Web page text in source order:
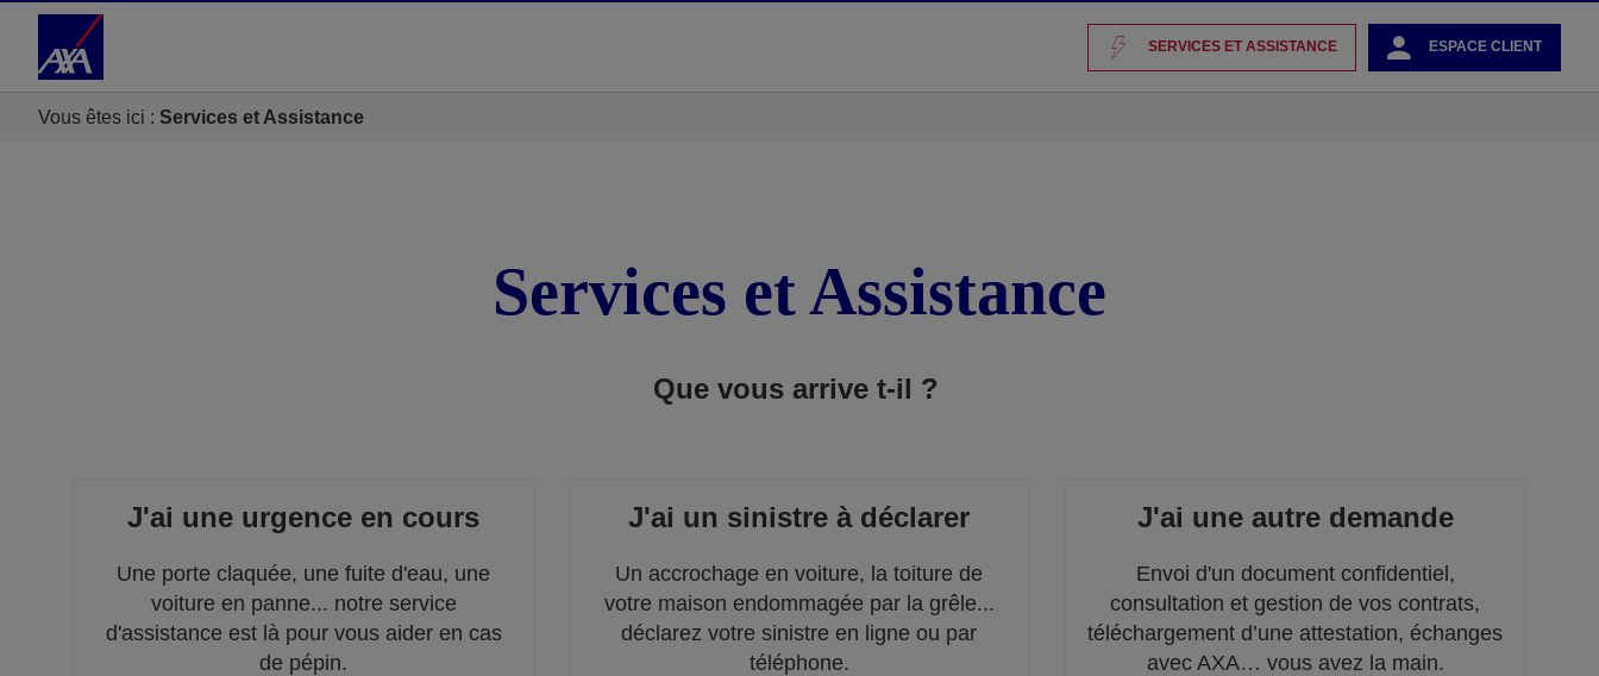
Accéder au Contenu
SERVICES ET ASSISTANCE ESPACE CLIENT
Vous êtes ici : Services et Assistance
Services et Assistance
Que vous arrive t-il ?
J'ai une urgence en cours
Une porte claquée, une fuite d'eau, une
voiture en panne... notre service
d'assistance est là pour vous aider en cas
de pépin.
J'ai un sinistre à déclarer
Un accrochage en voiture, la toiture de
votre maison endommagée par la grêle...
déclarez votre sinistre en ligne ou par
téléphone.
J'ai une autre demande
Envoi d'un document confidentiel,
consultation et gestion de vos contrats,
téléchargement d’une attestation, échanges
avec AXA… vous avez la main.